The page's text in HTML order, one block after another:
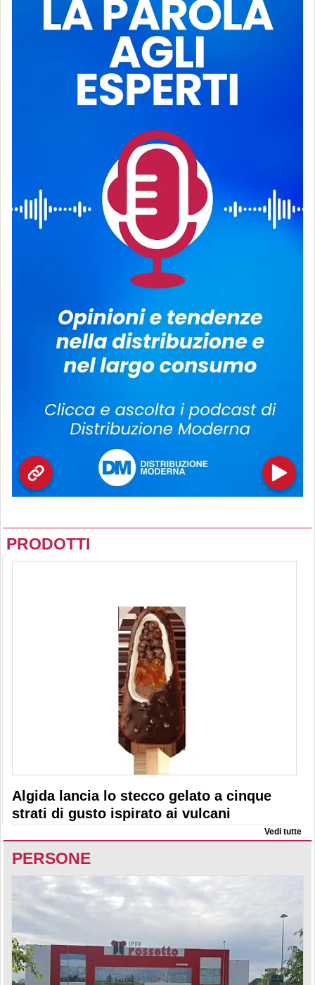
PRODOTTI
Algida lancia lo stecco gelato a cinque
strati di gusto ispirato ai vulcani
Vedi tutte
PERSONE